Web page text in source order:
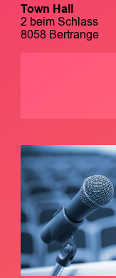
Town Hall
2 beim Schlass
8058 Bertrange